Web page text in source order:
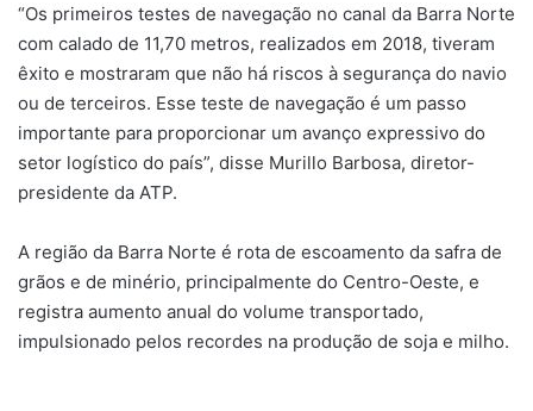
“Os primeiros testes de navegação no canal da Barra Norte
com calado de 11,70 metros, realizados em 2018, tiveram
êxito e mostraram que não há riscos à segurança do navio
ou de terceiros. Esse teste de navegação é um passo
importante para proporcionar um avanço expressivo do
setor logístico do país”, disse Murillo Barbosa, diretor-
presidente da ATP.
A região da Barra Norte é rota de escoamento da safra de
grãos e de minério, principalmente do Centro-Oeste, e
registra aumento anual do volume transportado,
impulsionado pelos recordes na produção de soja e milho.